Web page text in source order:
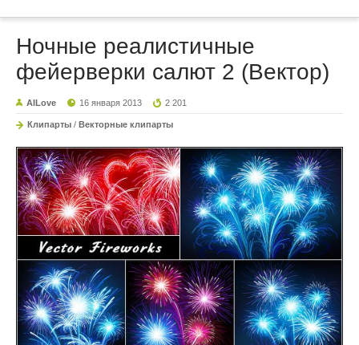
Ночные реалистичные
фейерверки салют 2 (Вектор)
AILove 16 января 2013 2 201
Клипарты / Векторные клипарты